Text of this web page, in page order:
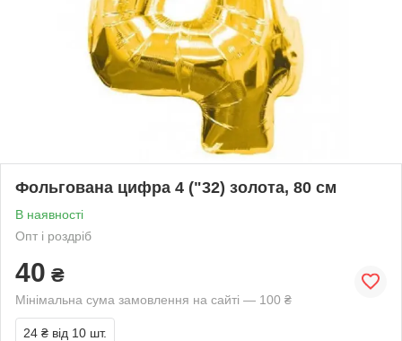
Фольгована цифра 4 ("32) золота, 80 см
В наявності
Опт і роздріб
40 ₴
Мінімальна сума замовлення на сайті — 100 ₴
24 ₴ від 10 шт.